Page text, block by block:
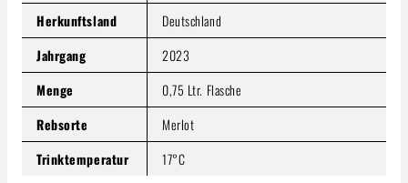
Herkunftsland
Deutschland
Jahrgang
2023
Menge
0,75 Ltr. Flasche
Rebsorte
Merlot
Trinktemperatur
17°C